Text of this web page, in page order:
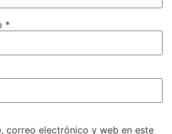
*
correo electrónico y web en este